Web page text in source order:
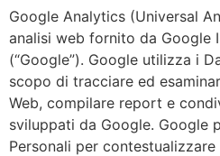
Google Analytics (Universal
analisi web fornito da Google
(“Google”). Google utilizza i
scopo di tracciare ed
Web, compilare report e
sviluppati da Google. Google
Personali per